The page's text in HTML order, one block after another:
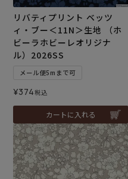
リバティプリント ベッツ
ィ・ブー＜11N＞生地 （ホ
ビーラホビーレオリジナ
ル）2026SS
メール便5mまで可
¥374税込
カートに入れる